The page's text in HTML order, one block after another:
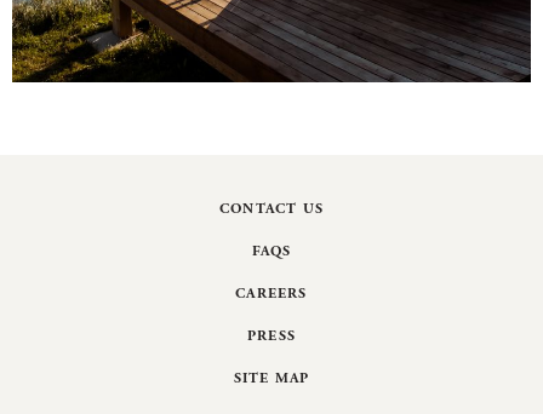
CONTACT US
FAQS
CAREERS
PRESS
SITE MAP